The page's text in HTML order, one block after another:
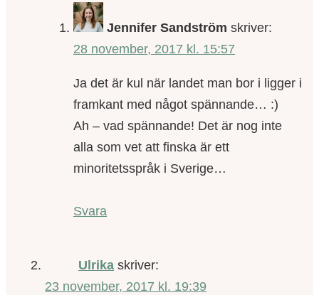
Jennifer Sandström skriver:
28 november, 2017 kl. 15:57
Ja det är kul när landet man bor i ligger i
framkant med något spännande… :)
Ah – vad spännande! Det är nog inte
alla som vet att finska är ett
minoritetsspråk i Sverige…
Svara
Ulrika skriver:
23 november, 2017 kl. 19:39